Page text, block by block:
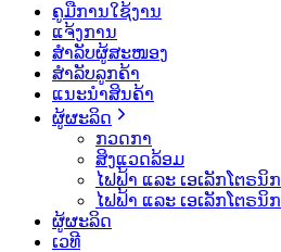
ຄູມືການໃຊ້ງານ
ແຈ້ງການ
ສຳລັບຜູ້ສະໜອງ
ສຳລັບລູກຄ້າ
ແນະນຳສິນຄ້າ
ຜູ້ຜະລິດ
ກວດກາ
ສິງແວດລ້ອມ
ໄຟຟ້າ ແລະ ເອເລັກໂຕຣນິກ
ໄຟຟ້າ ແລະ ເອເລັກໂຕຣນິກ
ຜູ້ຜະລິດ
ເວທີ